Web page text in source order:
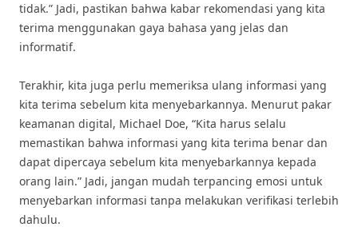
tidak.” Jadi, pastikan bahwa kabar rekomendasi yang kita
terima menggunakan gaya bahasa yang jelas dan
informatif.
Terakhir, kita juga perlu memeriksa ulang informasi yang
kita terima sebelum kita menyebarkannya. Menurut pakar
keamanan digital, Michael Doe, “Kita harus selalu
memastikan bahwa informasi yang kita terima benar dan
dapat dipercaya sebelum kita menyebarkannya kepada
orang lain.” Jadi, jangan mudah terpancing emosi untuk
menyebarkan informasi tanpa melakukan verifikasi terlebih
dahulu.